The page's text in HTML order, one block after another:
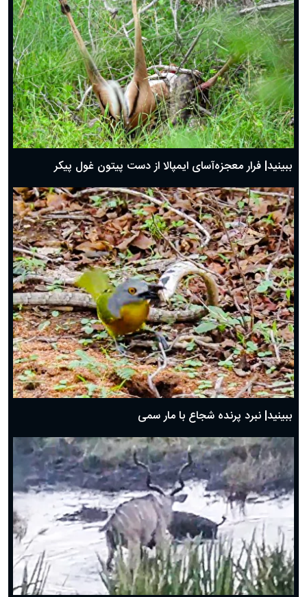
ببینید| فرار معجزه‌آسای ایمپالا از دست پیتون غول پیکر
ببینید| نبرد پرنده شجاع با مار سمی